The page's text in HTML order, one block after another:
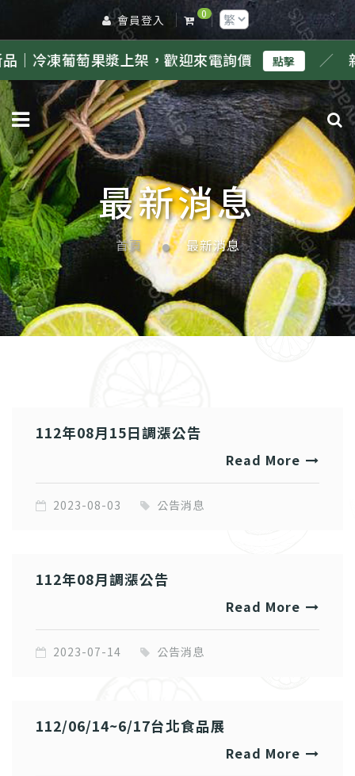
會員登入 0
果漿上架，歡迎來電詢價 點擊 ／新品｜冷
最新消息
首頁 最新消息
112年08月15日調漲公告
Read More
2023-08-03 公告消息
112年08月調漲公告
Read More
2023-07-14 公告消息
112/06/14~6/17台北食品展
Read More